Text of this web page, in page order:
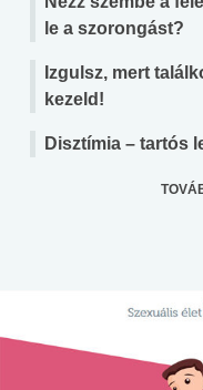
le a szorongást?
Izgulsz, mert
kezeld!
Disztímia – tartós